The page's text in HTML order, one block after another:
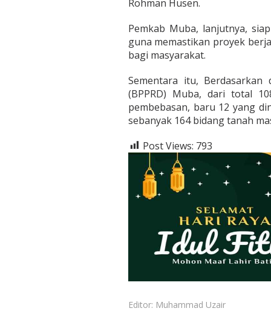
Rohman Husen.
Pemkab Muba, lanjutnya,
guna memastikan proyek
bagi masyarakat.
Sementara itu, Berdasarkan
(BPPRD) Muba, dari total
pembebasan, baru 12 yang
sebanyak 164 bidang tanah
Post Views: 793
Editor: Muhammad Uzair